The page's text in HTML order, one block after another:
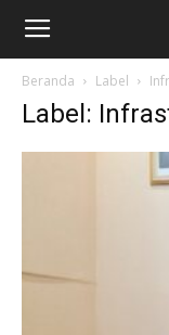
Beranda Label
Label: